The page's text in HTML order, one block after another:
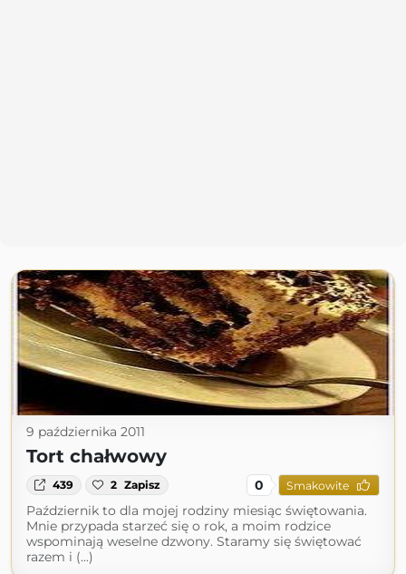
9 października 2011
Tort chałwowy
439 2 Zapisz 0 Smakowite
Październik to dla mojej rodziny miesiąc świętowania.
Mnie przypada starzeć się o rok, a moim rodzice
wspominają weselne dzwony. Staramy się świętować
razem i (...)